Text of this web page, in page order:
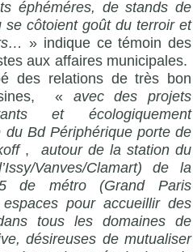
éphéméres, de stands de
se côtoient goût du terroir et
» indique ce témoin des
aux affaires municipales.
des relations de très bon
« avec des projets
et écologiquement
Bd Périphérique porte de
, autour de la station du
Vanves/Clamart) de la
de métro (Grand Paris
pour accueillir des
tous les domaines de
désireuses de mutualiser